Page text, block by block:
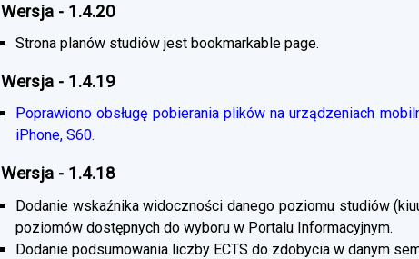
Wersja - 1.4.20
Strona planów studiów jest bookmarkable page.
Wersja - 1.4.19
Poprawiono obsługę pobierania plików na urządzeniach
iPhone, S60.
Wersja - 1.4.18
Dodanie wskaźnika widoczności danego poziomu studiów
poziomów dostępnych do wyboru w Portalu Informacyjnym.
Dodanie podsumowania liczby ECTS do zdobycia w danym